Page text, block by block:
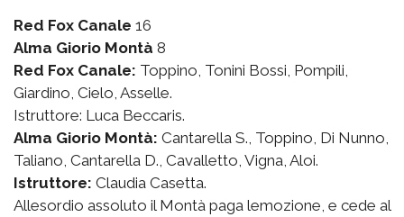
Red Fox Canale 16
Alma Giorio Montà 8
Red Fox Canale: Toppino, Tonini Bossi, Pompili,
Giardino, Cielo, Asselle.
Istruttore: Luca Beccaris.
Alma Giorio Montà: Cantarella S., Toppino, Di Nunno,
Taliano, Cantarella D., Cavalletto, Vigna, Aloi.
Istruttore: Claudia Casetta.
Allesordio assoluto il Montà paga lemozione, e cede al